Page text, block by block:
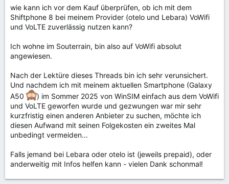
wie kann ich vor dem Kauf überprüfen, ob ich mit dem
Shiftphone 8 bei meinem Provider (otelo und Lebara) VoWifi
und VoLTE zuverlässig nutzen kann?
Ich wohne im Souterrain, bin also auf VoWifi absolut
angewiesen.
Nach der Lektüre dieses Threads bin ich sehr verunsichert.
Und nachdem ich mit meinem aktuellen Smartphone (Galaxy
A50
) im Sommer 2025 von WinSIM einfach aus dem VoWifi
und VoLTE geworfen wurde und gezwungen war mir sehr
kurzfristig einen anderen Anbieter zu suchen, möchte ich
diesen Aufwand mit seinen Folgekosten ein zweites Mal
unbedingt vermeiden...
Falls jemand bei Lebara oder otelo ist (jeweils prepaid), oder
anderweitig mit Infos helfen kann - vielen Dank schonmal!